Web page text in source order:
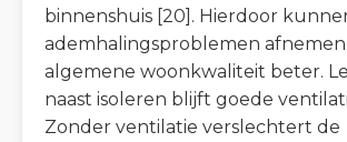
binnenshuis [20]. Hierdoor
ademhalingsproblemen
algemene woonkwaliteit beter.
naast isoleren blijft goede
Zonder ventilatie verslechtert de